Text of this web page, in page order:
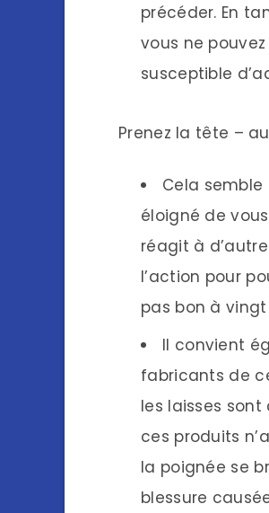
précéder. En
vous ne
susceptible
Prenez la tête –
Cela
éloigné de
réagit à
l’action pour
pas bon à
Il convient
fabricants de
les laisses
ces produits
la poignée se
blessure